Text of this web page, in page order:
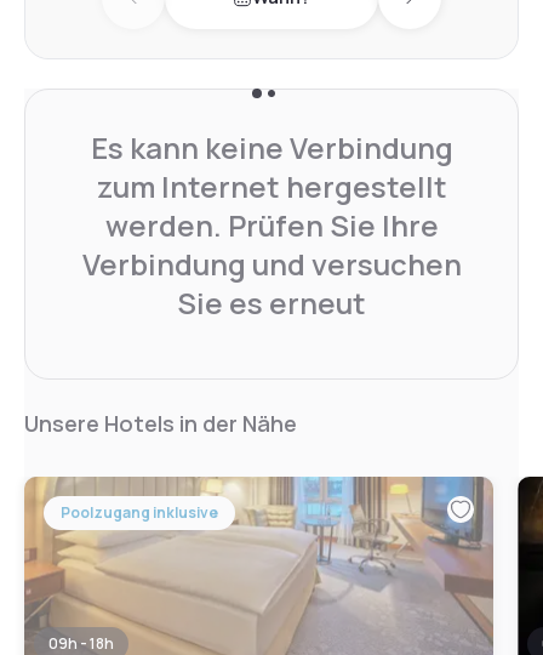
Previous day Next day
Es kann keine Verbindung
zum Internet hergestellt
werden. Prüfen Sie Ihre
Verbindung und versuchen
Sie es erneut
Unsere Hotels in der Nähe
Poolzugang inklusive
09h - 18h